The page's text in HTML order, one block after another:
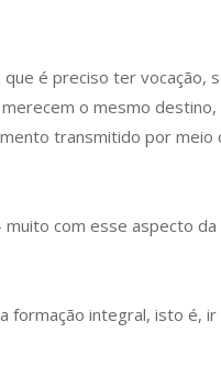
é preciso ter vocação,
o mesmo
transmitido por
com esse aspecto da
formação integral, isto é,